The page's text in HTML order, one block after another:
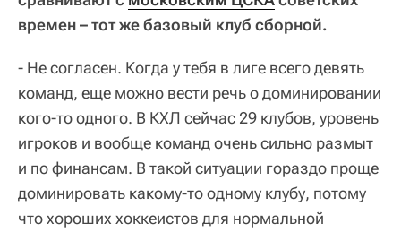
времен – тот же базовый клуб сборной.
- Не согласен. Когда у тебя в лиге всего девять
команд, еще можно вести речь о доминировании
кого-то одного. В КХЛ сейчас 29 клубов, уровень
игроков и вообще команд очень сильно размыт
и по финансам. В такой ситуации гораздо проще
доминировать какому-то одному клубу, потому
что хороших хоккеистов для нормальной